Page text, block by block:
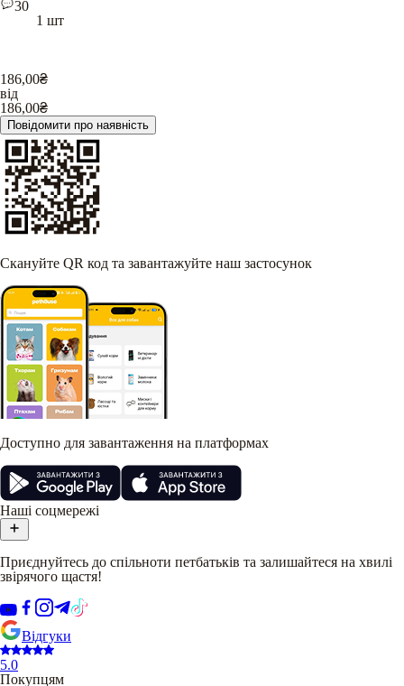
30
1 шт
186,00₴
від
186,00₴
Повідомити про наявність
Скануйте QR код та завантажуйте наш застосунок
Доступно для завантаження на платформах
Наші соцмережі
Приєднуйтесь до спільноти петбатьків та залишайтеся на хвилі
звірячого щастя!
Відгуки
5.0
Покупцям